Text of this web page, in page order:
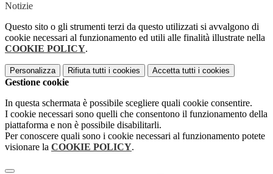
Notizie
Questo sito o gli strumenti terzi da questo utilizzati si avvalgono di
cookie necessari al funzionamento ed utili alle finalità illustrate nella
COOKIE POLICY.
Personalizza Rifiuta tutti i cookies Accetta tutti i cookies
Gestione cookie
In questa schermata è possibile scegliere quali cookie consentire.
I cookie necessari sono quelli che consentono il funzionamento della
piattaforma e non è possibile disabilitarli.
Per conoscere quali sono i cookie necessari al funzionamento potete
visionare la COOKIE POLICY.